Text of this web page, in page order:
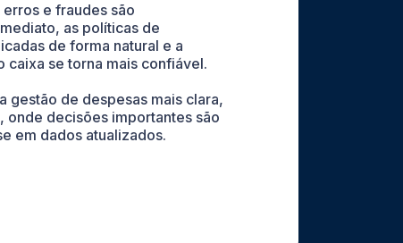
e fraudes são
as políticas de
de forma natural e a
caixa se torna mais confiável.
gestão de despesas mais clara,
onde decisões importantes são
em dados atualizados.